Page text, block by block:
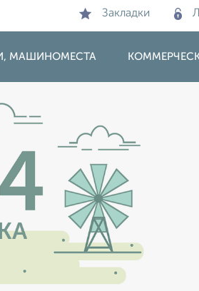
Закладки
МАШИНОМЕСТА